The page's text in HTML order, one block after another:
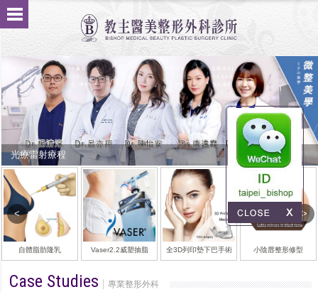
削骨磨腮手術醫師推薦郭菁松 顴骨削骨 下顎骨角削骨 下巴削骨
自體脂肪隆乳 Vaser2.2威塑抽脂 全3D列印墊下巴手術 小陰唇整形修型
Case Studies 專業整形外科